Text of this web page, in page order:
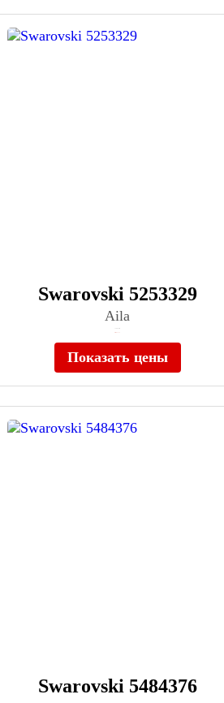
Swarovski 5253329
Aila
Показать цены
Swarovski 5484376